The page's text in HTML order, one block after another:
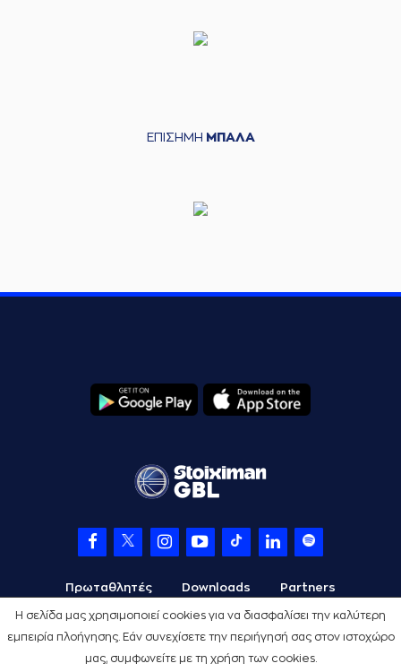
Η σελίδα μας χρησιμοποιεί cookies για να διασφαλίσει την καλύτερη
εμπειρία πλοήγησης. Εάν συνεχίσετε την περιήγησή σας στον ιστοχώρο
μας, συμφωνείτε με τη χρήση των cookies.
ΕΠΙΣΗΜΗ ΜΠΑΛΑ
Πρωταθλητές Downloads Partners